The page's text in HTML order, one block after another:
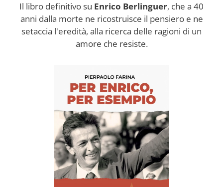
Il libro definitivo su Enrico Berlinguer, che a 40
anni dalla morte ne ricostruisce il pensiero e ne
setaccia l'eredità, alla ricerca delle ragioni di un
amore che resiste.